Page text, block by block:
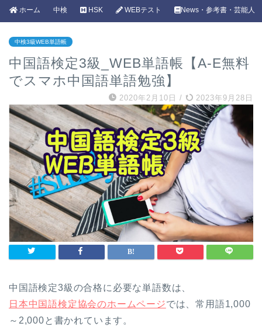
ホーム 中検 HSK WEBテスト News・参考書・芸能人
中検3級WEB単語帳
中国語検定3級_WEB単語帳【A-E無料
でスマホ中国語単語勉強】
2020年2月10日 / 2023年9月28日
中国語検定3級の合格に必要な単語数は、
日本中国語検定協会のホームページでは、常用語1,000
～2,000と書かれています。